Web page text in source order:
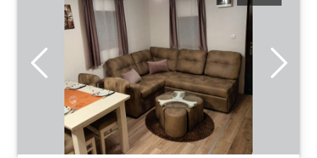
Zlatibor
Zlatibor Okolno
mesto
Adresa:Trnava
45 €
Gosti:
Kvadratura :50
m2
Struktura :
Jednosoban